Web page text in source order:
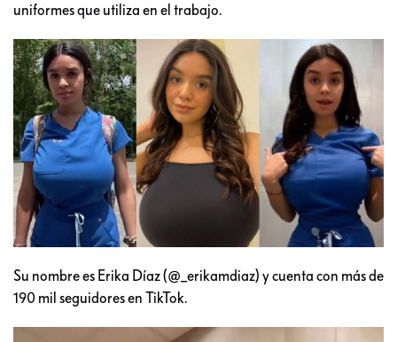
uniformes que utiliza en el trabajo.
Su nombre es Erika Díaz (@_erikamdiaz) y cuenta con más de
190 mil seguidores en TikTok.